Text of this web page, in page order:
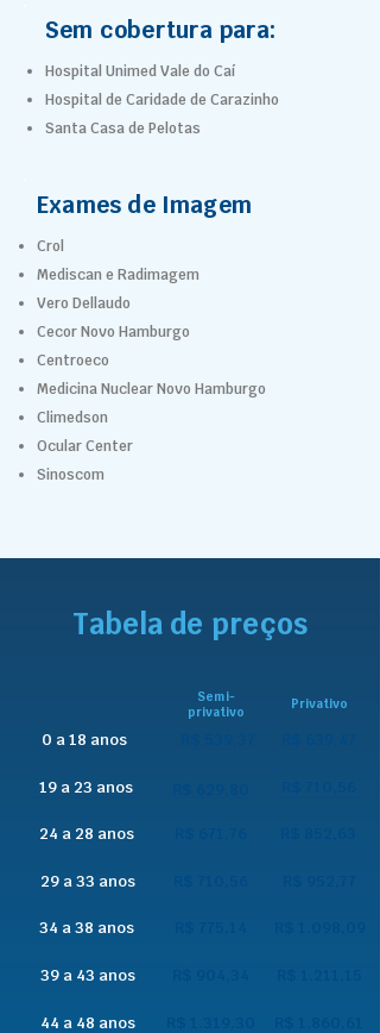
Sem cobertura para:
Hospital Unimed Vale do Caí
Hospital de Caridade de Carazinho
Santa Casa de Pelotas
Exames de Imagem
Crol
Mediscan e Radimagem
Vero Dellaudo
Cecor Novo Hamburgo
Centroeco
Medicina Nuclear Novo Hamburgo
Climedson
Ocular Center
Sinoscom
Tabela de preços
0 a 18 anos
19 a 23 anos
24 a 28 anos
29 a 33 anos
34 a 38 anos
39 a 43 anos
44 a 48 anos
Semi-
privativo
Privativo